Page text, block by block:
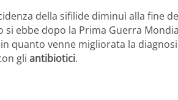
della sifilide diminuì alla fine
si ebbe dopo la Prima Guerra
quanto venne migliorata la
gli antibiotici.